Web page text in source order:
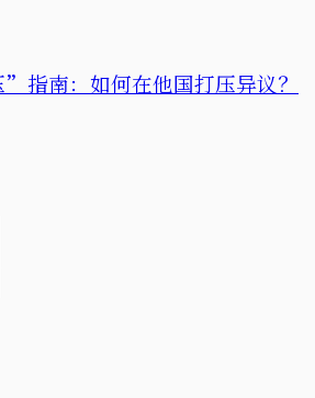
指南：如何在他国打压异议？